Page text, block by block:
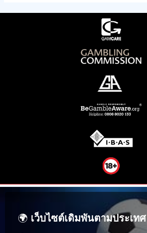
🌍 เว็บไซต์เดิมพันตามประเทศ